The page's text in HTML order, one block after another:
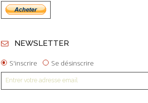
NEWSLETTER
S'inscrire Se désinscrire